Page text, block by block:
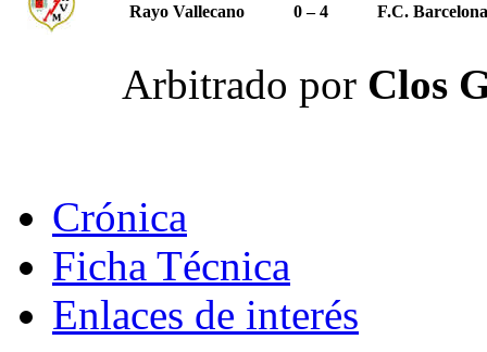
Rayo Vallecano 0 – 4 F.C. Barcelona
Arbitrado por Clos
Crónica
Ficha Técnica
Enlaces de interés